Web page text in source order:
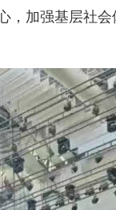
加强基层社